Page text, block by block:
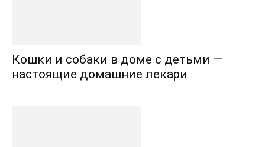
Кошки и собаки в доме с детьми —
настоящие домашние лекари